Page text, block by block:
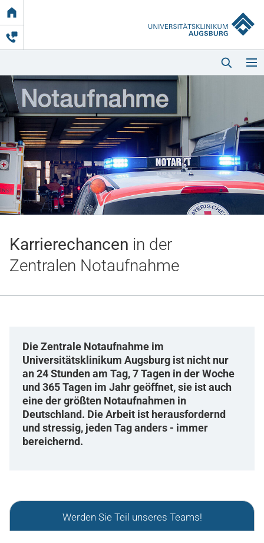
Link
zur
Startseite
Startseite
Kliniken & Einrichtungen
Notaufnahme
Anreise
Karrierechancen in der
Zentralen Notaufnahme
Die Zentrale Notaufnahme im
Universitätsklinikum Augsburg ist nicht nur
an 24 Stunden am Tag, 7 Tagen in der Woche
und 365 Tagen im Jahr geöffnet, sie ist auch
eine der größten Notaufnahmen in
Deutschland. Die Arbeit ist herausfordernd
und stressig, jeden Tag anders - immer
bereichernd.
Werden Sie Teil unseres Teams!